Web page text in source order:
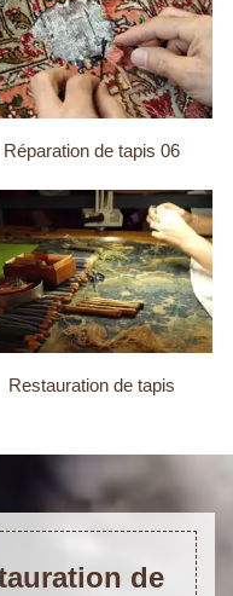
Réparation de tapis 06
Restauration de tapis
de